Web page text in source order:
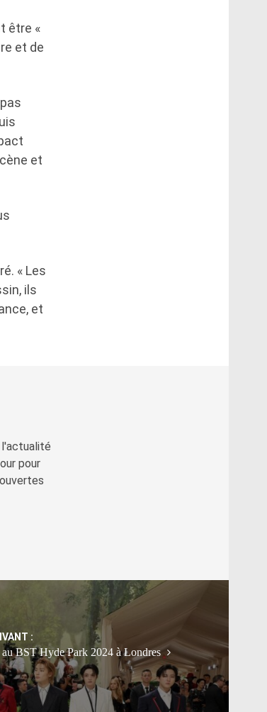
être «
et de
et
« Les
ils
et
l'actualité
pour
:
au BST Hyde Park 2024 à Londres